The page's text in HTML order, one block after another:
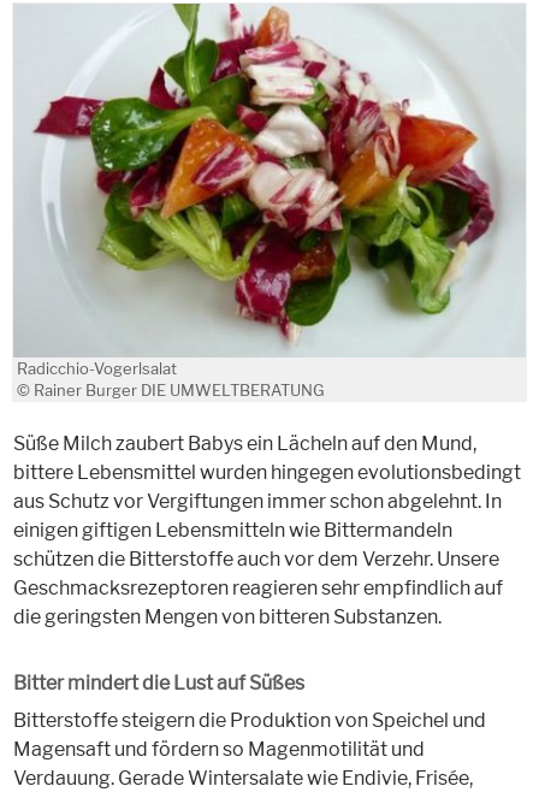
Radicchio-Vogerlsalat
© Rainer Burger DIE UMWELTBERATUNG
Süße Milch zaubert Babys ein Lächeln auf den Mund,
bittere Lebensmittel wurden hingegen evolutionsbedingt
aus Schutz vor Vergiftungen immer schon abgelehnt. In
einigen giftigen Lebensmitteln wie Bittermandeln
schützen die Bitterstoffe auch vor dem Verzehr. Unsere
Geschmacksrezeptoren reagieren sehr empfindlich auf
die geringsten Mengen von bitteren Substanzen.
Bitter mindert die Lust auf Süßes
Bitterstoffe steigern die Produktion von Speichel und
Magensaft und fördern so Magenmotilität und
Verdauung. Gerade Wintersalate wie Endivie, Frisée,